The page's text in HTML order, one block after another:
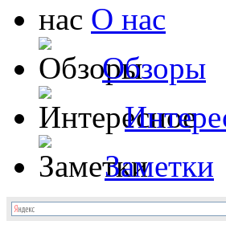
О нас
Обзоры
Заметки